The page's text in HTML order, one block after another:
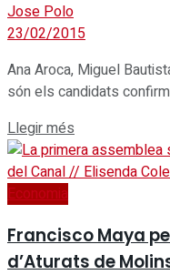
Jose Polo
23/02/2015
Ana Aroca, Miguel
són els candidats
Llegir més
Economia
Francisco Maya
d’Aturats de